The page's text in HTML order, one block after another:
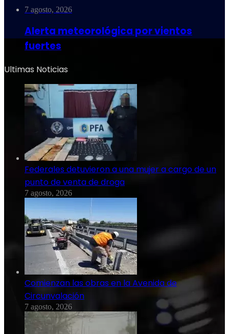
7 agosto, 2026
Alerta meteorológica por vientos
fuertes
Ultimas Noticias
Federales detuvieron a una mujer a cargo de un
punto de venta de droga
7 agosto, 2026
Comienzan las obras en la Avenida de
Circunvalación
7 agosto, 2026